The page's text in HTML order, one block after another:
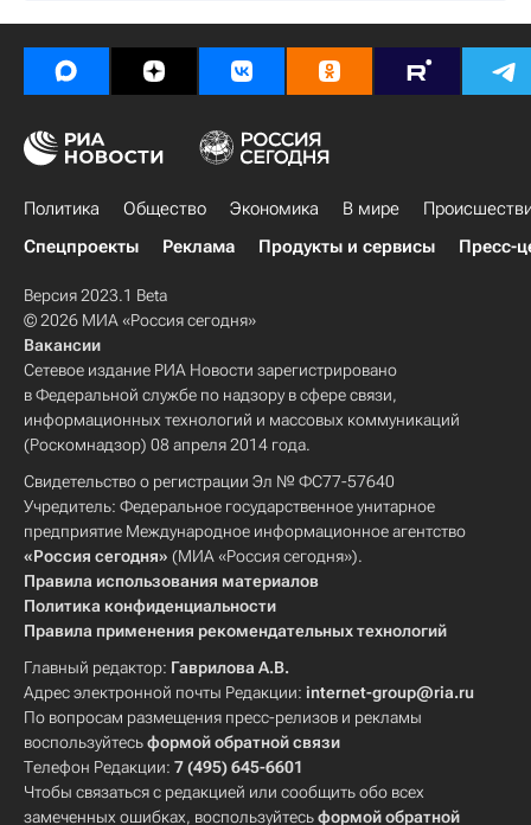
Политика Общество Экономика В мире
Спецпроекты
Реклама Продукты и сервисы Пресс-
Версия 2023.1 Beta
© 2026 МИА «Россия сегодня»
Вакансии
Сетевое издание РИА Новости зарегистрировано
в Федеральной службе по надзору в сфере связи,
информационных технологий и массовых коммуникаций
(Роскомнадзор) 08 апреля 2014 года.
Свидетельство о регистрации Эл № ФС77-57640
Учредитель: Федеральное государственное унитарное
предприятие Международное информационное агентство
«Россия сегодня» (МИА «Россия сегодня»).
Правила использования материалов
Политика конфиденциальности
Правила применения рекомендательных технологий
Главный редактор: Гаврилова А.В.
Адрес электронной почты Редакции: internet-group@ria.ru
По вопросам размещения пресс-релизов и рекламы
воспользуйтесьформой обратной связи
Телефон Редакции: 7 (495) 645-6601
Чтобы связаться с редакцией или сообщить обо всех
замеченных ошибках, воспользуйтесьформой обратной